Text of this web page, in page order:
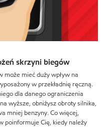
skrzyni biegów
może mieć duży wpływ na
w przekładnię ręczną.
dla danego ograniczenia
wyższe, obniżysz obroty silnika,
mniej benzyny. Co więcej,
poinformuje Cię, kiedy należy